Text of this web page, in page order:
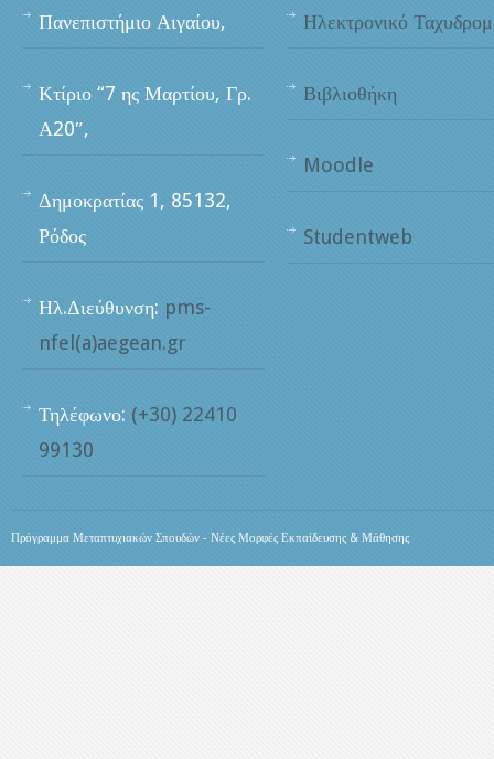
Πανεπιστήμιο Αιγαίου,
Κτίριο “7 ης Μαρτίου, Γρ.
Α20″,
Δημοκρατίας 1, 85132,
Ρόδος
Ηλ.Διεύθυνση: pms-
nfel(a)aegean.gr
Τηλέφωνο: (+30) 22410
99130
Ηλεκτρονικό
Βιβλιοθήκη
Moodle
Studentweb
Πρόγραμμα Μεταπτυχιακών Σπουδών - Νέες Μορφές Εκπαίδευσης & Μάθησης